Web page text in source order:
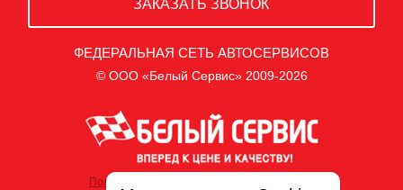
ЗАКАЗАТЬ ЗВОНОК
ФЕДЕРАЛЬНАЯ СЕТЬ АВТОСЕРВИСОВ
© ООО «Белый Сервис» 2009-2026
Политика обработки персональных данных